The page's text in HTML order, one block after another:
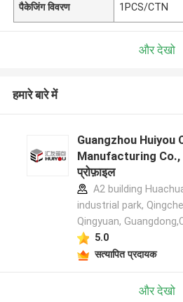
पैकेजिंग विवरण 1PCS/CTN
और देखो
हमारे बारे में
Guangzhou Huiyou
Manufacturing Co.,
प्रोफ़ाइल
A2 building
industrial park,
Qingyuan,
5.0
सत्यापित प्रदायक
और देखो